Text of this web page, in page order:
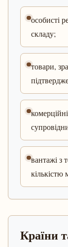
особисті
складу;
товари,
вантажі з
кількістю
Країни